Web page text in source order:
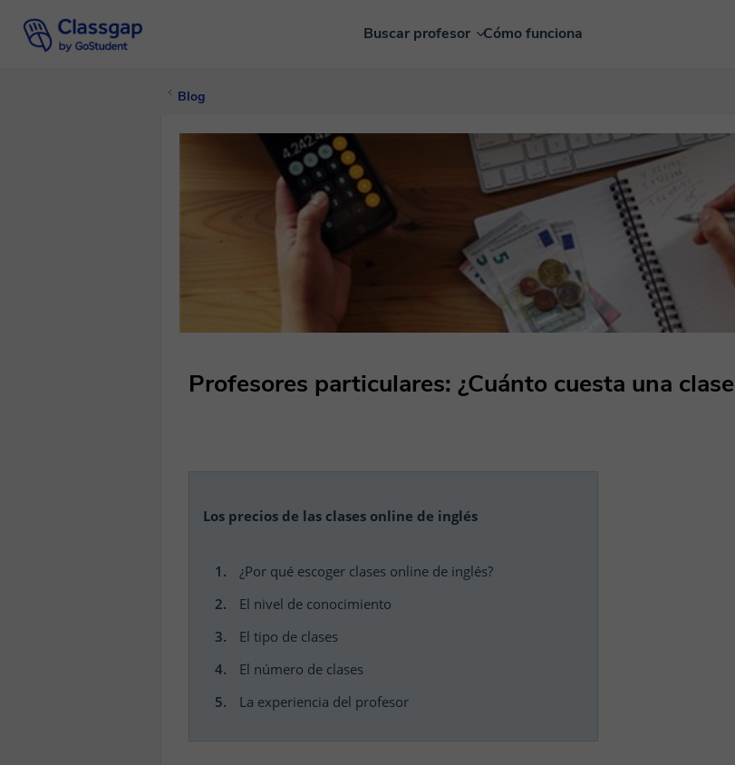
Buscar profesor Cómo funciona
Blog
Profesores particulares: ¿Cuánto cuesta una
Los precios de las clases online de inglés
¿Por qué escoger clases online de inglés?
El nivel de conocimiento
El tipo de clases
El número de clases
La experiencia del profesor